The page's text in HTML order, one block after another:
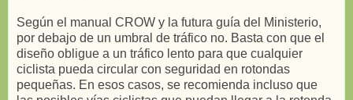
Según el manual CROW y la futura guía del Ministerio,
por debajo de un umbral de tráfico no. Basta con que el
diseño obligue a un tráfico lento para que cualquier
ciclista pueda circular con seguridad en rotondas
pequeñas. En esos casos, se recomienda incluso que